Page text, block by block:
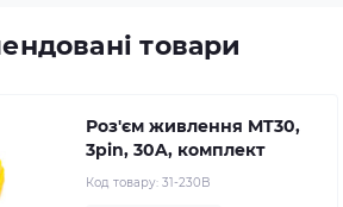
товари
Роз'єм живлення MT30,
3pin, 30A, комплект
Код товару: 31-230B